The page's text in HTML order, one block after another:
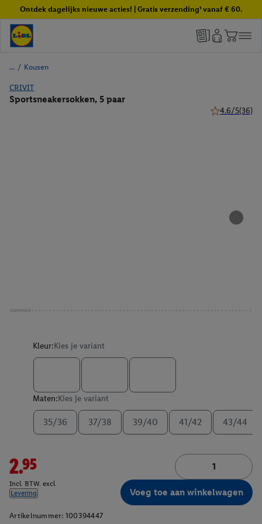
Ontdek dagelijks nieuwe acties! | Gratis verzending¹ vanaf € 60.
/ Kousen
CRIVIT
Sportsneakersokken, 5 paar
4.6/5(36)
Kleur:Kies je variant
Maten:Kies je variant
35/36 37/38 39/40 41/42 43/44
2.95
Incl. BTW. excl.
Levering
Voeg toe aan winkelwagen
Artikelnummer: 100394447